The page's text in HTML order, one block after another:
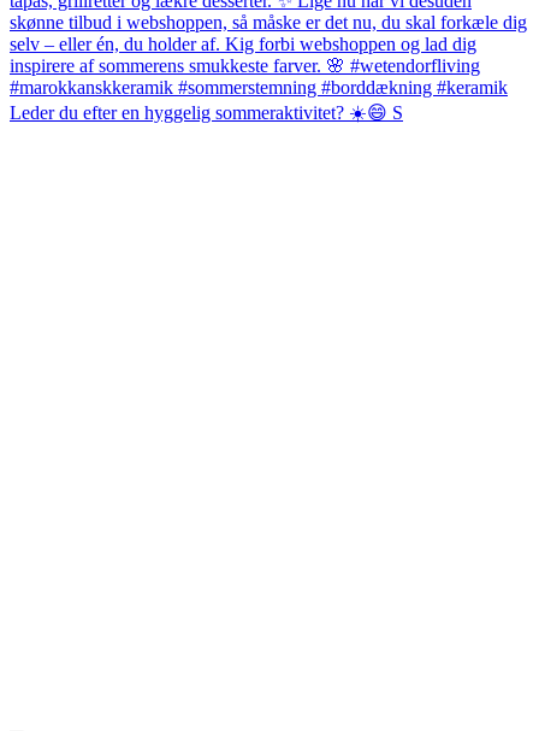
Leder du efter en hyggelig sommeraktivitet? ☀️😄 S